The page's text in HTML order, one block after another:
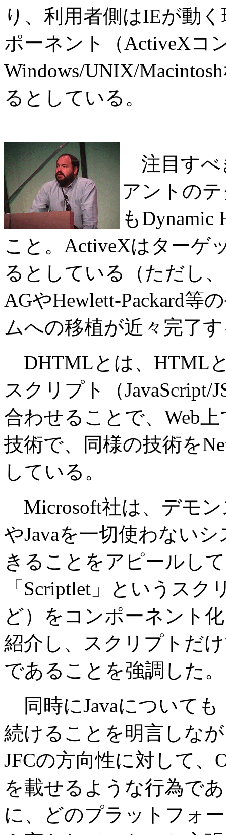
り、利用者側はIEが動
ポーネント（ActiveXコ
Windows/UNIX/
るとしている。
注目すべ
アントの
も
こと。ActiveXはターゲ
るとしている（ただし
AGやHewlett-Packard等
ムへの移植が近々完了
DHTMLとは、HTML
スクリプト（JavaScript/
合わせることで、Web
技術で、同様の技術を
している。
Microsoft社は、デモ
やJavaを一切使わない
きることをアピールし
「Scriptlet」というスク
ど）をコンポーネント
紹介し、スクリプトだ
であることを強調した。
同時にJavaについて
続けることを明言しな
JFCの方向性に対して、
を載せるような行為で
に、どのプラットフォ